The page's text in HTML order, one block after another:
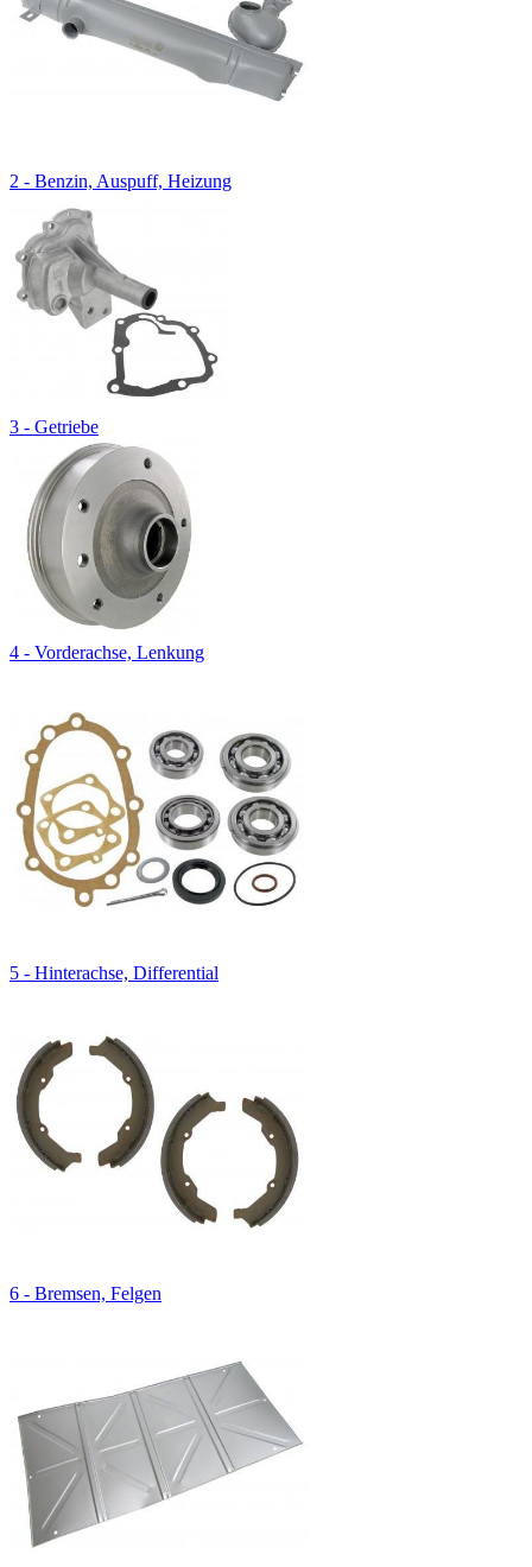
2 - Benzin, Auspuff, Heizung
3 - Getriebe
4 - Vorderachse, Lenkung
5 - Hinterachse, Differential
6 - Bremsen, Felgen